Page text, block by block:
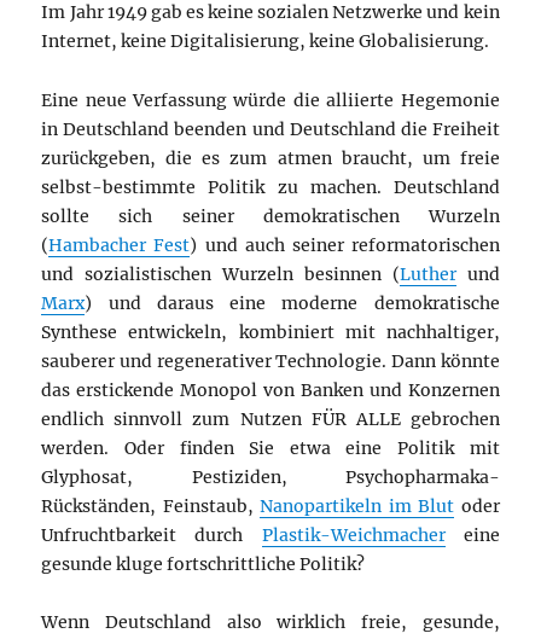
Im Jahr 1949 gab es keine sozialen Netzwerke und kein
Internet, keine Digitalisierung, keine Globalisierung.
Eine neue Verfassung würde die alliierte Hegemonie
in Deutschland beenden und Deutschland die Freiheit
zurückgeben, die es zum atmen braucht, um freie
selbst-bestimmte Politik zu machen. Deutschland
sollte sich seiner demokratischen Wurzeln
(Hambacher Fest) und auch seiner reformatorischen
und sozialistischen Wurzeln besinnen (Lutherund
Marx) und daraus eine moderne demokratische
Synthese entwickeln, kombiniert mit nachhaltiger,
sauberer und regenerativer Technologie. Dann könnte
das erstickende Monopol von Banken und Konzernen
endlich sinnvoll zum Nutzen FÜR ALLE gebrochen
werden. Oder finden Sie etwa eine Politik mit
Glyphosat, Pestiziden, Psychopharmaka-
Rückständen, Feinstaub,Nanopartikeln im Blut oder
Unfruchtbarkeit durch Plastik-Weichmachereine
gesunde kluge fortschrittliche Politik?
Wenn Deutschland also wirklich freie, gesunde,